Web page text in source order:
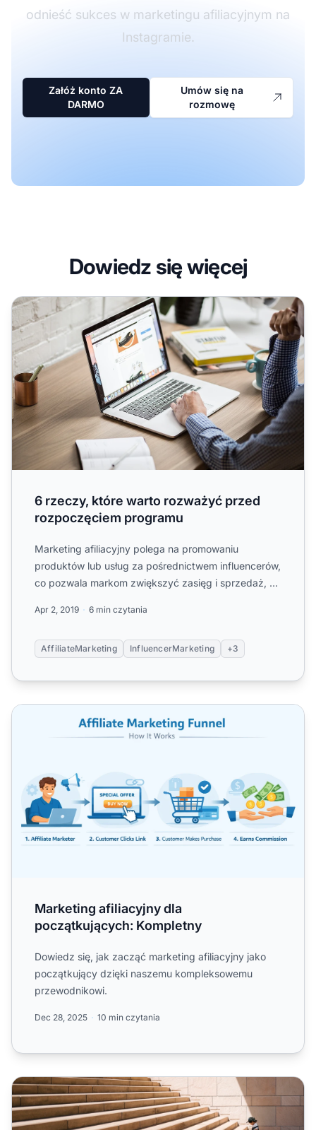
odnieść sukces w marketingu afiliacyjnym na
Instagramie.
Załóż konto ZA
DARMO
Umów się na
rozmowę
Dowiedz się więcej
6 rzeczy, które warto rozważyć przed rozpoczęciem
6 rzeczy, które warto rozważyć przed
rozpoczęciem programu
Marketing afiliacyjny polega na promowaniu
produktów lub usług za pośrednictwem influencerów,
co pozwala markom zwiększyć zasięg i sprzedaż, a
Apr 2, 2019 6 min czytania
AffiliateMarketing InfluencerMarketing +3
Marketing afiliacyjny dla początkujących: Kompletny
Marketing afiliacyjny dla
początkujących: Kompletny
Dowiedz się, jak zacząć marketing afiliacyjny jako
początkujący dzięki naszemu kompleksowemu
przewodnikowi.
Dec 28, 2025 10 min czytania
Marketing afiliacyjny dla początkujących